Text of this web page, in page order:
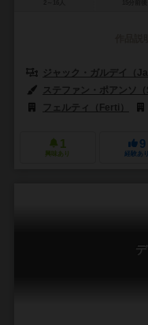
ジャック・ガルデイ（
ステファン・ポアンソ
フェルティ（Ferti）
1
興味あり
9
経験あり